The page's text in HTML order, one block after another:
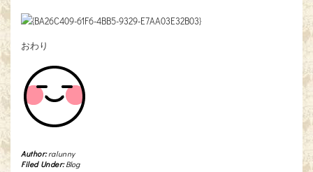
おわり
Author:ralunny
Filed Under:Blog